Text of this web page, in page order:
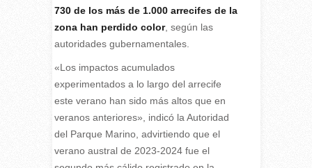
730 de los más de 1.000 arrecifes de la
zona han perdido color, según las
autoridades gubernamentales.
«Los impactos acumulados
experimentados a lo largo del arrecife
este verano han sido más altos que en
veranos anteriores», indicó la Autoridad
del Parque Marino, advirtiendo que el
verano austral de 2023-2024 fue el